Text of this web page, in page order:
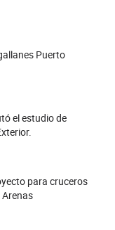
Puerto
el estudio de
para cruceros